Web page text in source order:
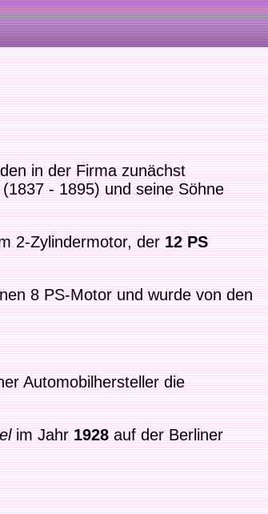
in der Firma zunächst
- 1895) und seine Söhne
2-Zylindermotor, der12 PS
8 PS-Motor und wurde von den
Automobilhersteller die
im Jahr1928auf der Berliner